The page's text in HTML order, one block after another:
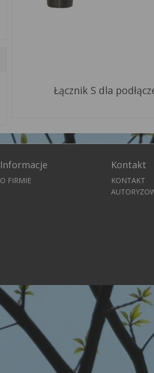
Łącznik S dla
Informacje
O FIRMIE
Kontakt
KONTAKT